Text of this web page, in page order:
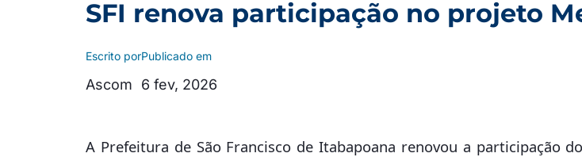
SFI renova participação no projeto
Escrito por
Ascom
Publicado em
6 fev, 2026
A Prefeitura de São Francisco de Itabapoana renovou a participação